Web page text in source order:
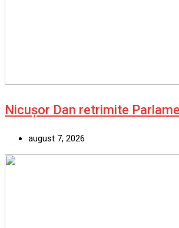
Nicușor Dan retrimite
august 7, 2026